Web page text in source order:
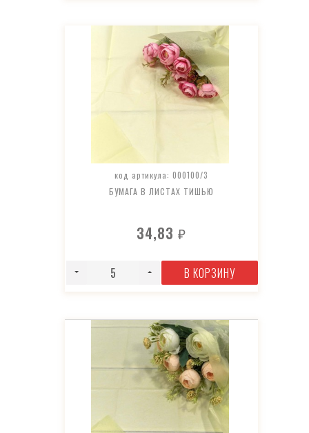
код артикула: 000100/3
БУМАГА В ЛИСТАХ ТИШЬЮ
34,83₽
В КОРЗИНУ